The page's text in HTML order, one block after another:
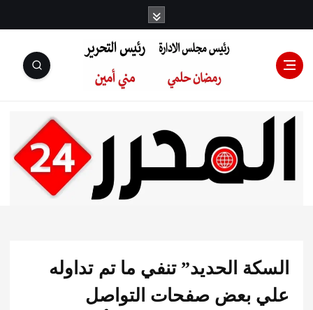
رئيس مجلس
الإدارة: رمضان
التحرير:مني أمين
الحديد” تنفي ما تم تداوله
بعض صفحات التواصل